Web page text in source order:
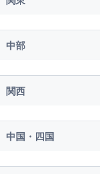
中部
関西
中国・四国